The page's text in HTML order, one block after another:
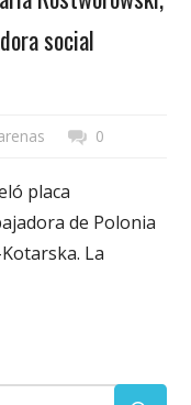
social
0
placa
de Polonia
La